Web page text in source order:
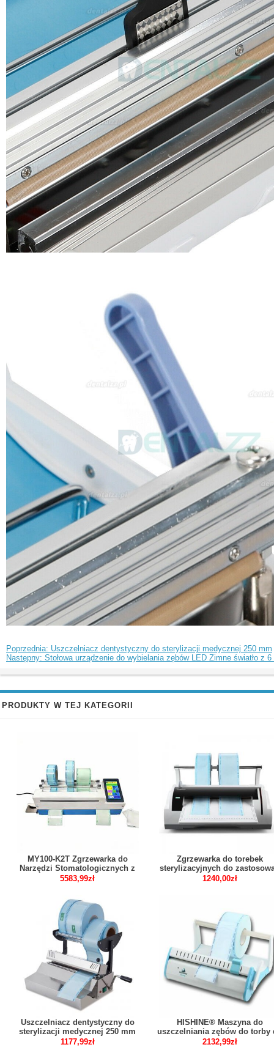
Poprzednia: Uszczelniacz dentystyczny do sterylizacji medycznej 250 mm
Następny: Stołowa urządzenie do wybielania zębów LED Zimne światło z
PRODUKTY W TEJ KATEGORII
MY100-K2T Zgrzewarka do
Narzędzi Stomatologicznych z
Funkcją Cięcia i Drukarką
5583,99zł
Zgrzewarka do torebek
sterylizacyjnych do
stomatologicznych
1240,00zł
Uszczelniacz dentystyczny do
sterylizacji medycznej 250 mm
1177,99zł
HISHINE® Maszyna do
uszczelniania zębów do torby
sterylizacji w autoklawie
2132,99zł